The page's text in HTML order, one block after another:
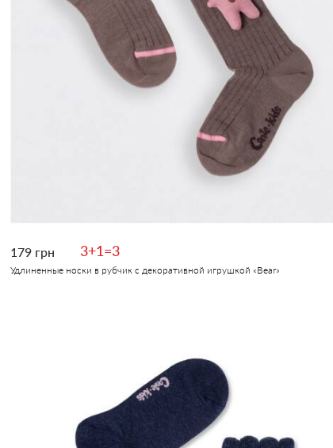
179 грн 3+1=3
Удлиненные носки в рубчик с декоративной игрушкой «Вear»